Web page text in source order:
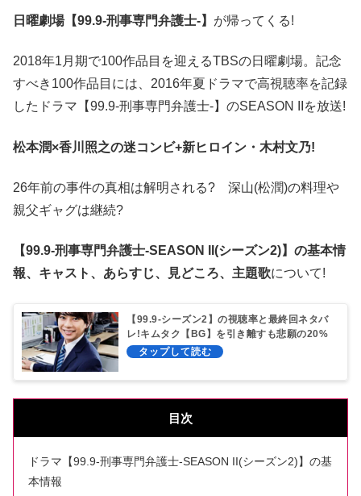
日曜劇場【99.9-刑事専門弁護士-】 が帰ってくる!
2018年1月期で100作品目を迎えるTBSの日曜劇場。記念
すべき100作品目には、2016年夏ドラマで高視聴率を記録
したドラマ【99.9-刑事専門弁護士-】のSEASON IIを放送!
松本潤×香川照之の迷コンビ+新ヒロイン・木村文乃!
26年前の事件の真相は解明される? 深山(松潤)の料理や
親父ギャグは継続?
【99.9-刑事専門弁護士-SEASON II(シーズン2)】の基本情
報、キャスト、あらすじ、見どころ、主題歌について!
【99.9-シーズン2】の視聴率と最終回ネタバ
レ!キムタク【BG】を引き離すも悲願の20%
超えは無理?
目次
ドラマ【99.9-刑事専門弁護士-SEASON II(シーズン2)】の基
本情報